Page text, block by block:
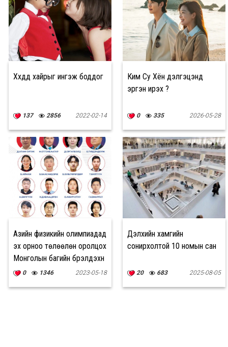
Хүүхдүүд хайрыг ингэж боддог
137 2856 2022-02-14
Ким Су Хён дэлгэцэнд
эргэн ирэх үү?
0 335 2026-05-28
Азийн физикийн олимпиадад
эх орноо төлөөлөн оролцох
Монголын багийн бүрэлдэхүүн
0 1346 2023-05-18
Дэлхийн хамгийн
сонирхолтой 10 номын сан
20 683 2025-08-05